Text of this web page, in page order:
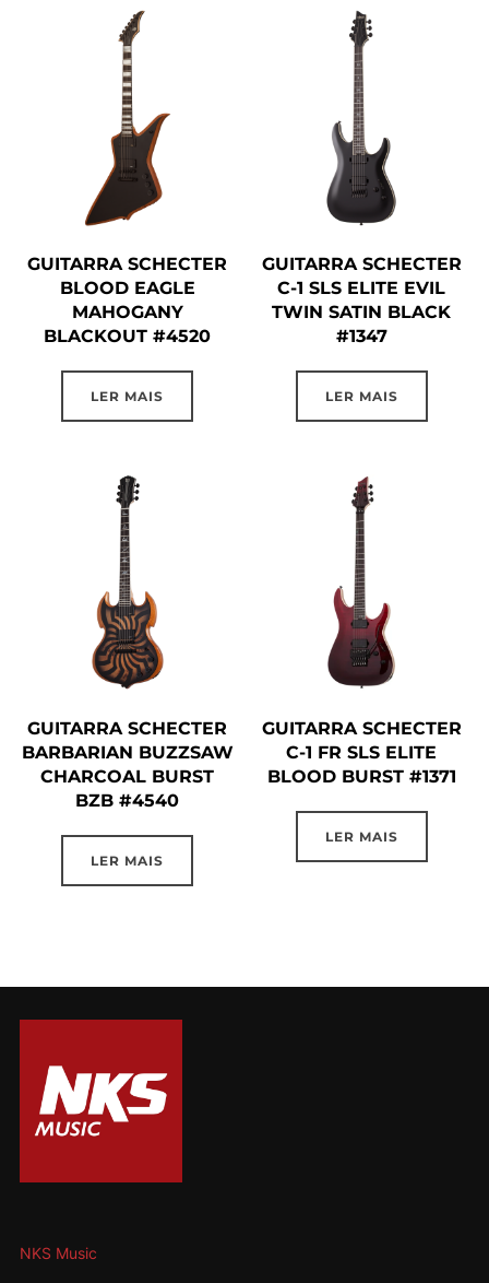
GUITARRA SCHECTER
BLOOD EAGLE
MAHOGANY
BLACKOUT #4520
LER MAIS
GUITARRA SCHECTER
C-1 SLS ELITE EVIL
TWIN SATIN BLACK
#1347
LER MAIS
GUITARRA SCHECTER
BARBARIAN BUZZSAW
CHARCOAL BURST
BZB #4540
LER MAIS
GUITARRA SCHECTER
C-1 FR SLS ELITE
BLOOD BURST #1371
LER MAIS
NKS Music